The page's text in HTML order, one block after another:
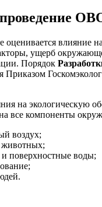
оценивается влияние
ущерб
Порядок
Приказом
на экологическую
на все компоненты
воздух;
животных;
поверхностные воды;